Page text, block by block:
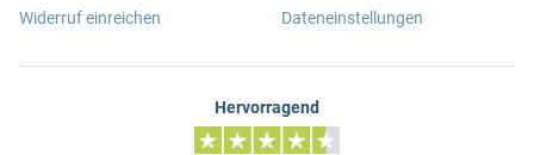
Widerruf einreichen
Dateneinstellungen
Hervorragend